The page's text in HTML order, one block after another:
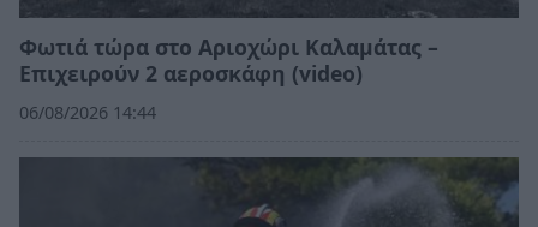
Φωτιά τώρα στο Αριοχώρι Καλαμάτας –
Επιχειρούν 2 αεροσκάφη (video)
06/08/2026 14:44